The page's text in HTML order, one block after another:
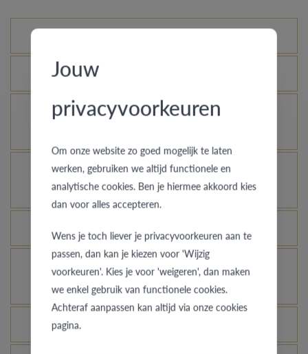
Variantes standard
Qu’est-ce que le certificat d’authenticité ?
Comment votre bague en or peut-elle garder un
À quelles bagues l’assurance vol s’applique-t-
elle ?
Comment avoir une idée de l’aspect d’une bague
dans une autre couleur ou largeur ?
Que signifie la garantie de qualité de VdB&VR ?
Jouw
privacyvoorkeuren
Om onze website zo goed mogelijk te laten
werken, gebruiken we altijd functionele en
analytische cookies. Ben je hiermee akkoord kies
dan voor alles accepteren.
Wens je toch liever je privacyvoorkeuren aan te
passen, dan kan je kiezen voor 'Wijzig
voorkeuren'. Kies je voor 'weigeren', dan maken
we enkel gebruik van functionele cookies.
Achteraf aanpassen kan altijd via onze cookies
pagina.